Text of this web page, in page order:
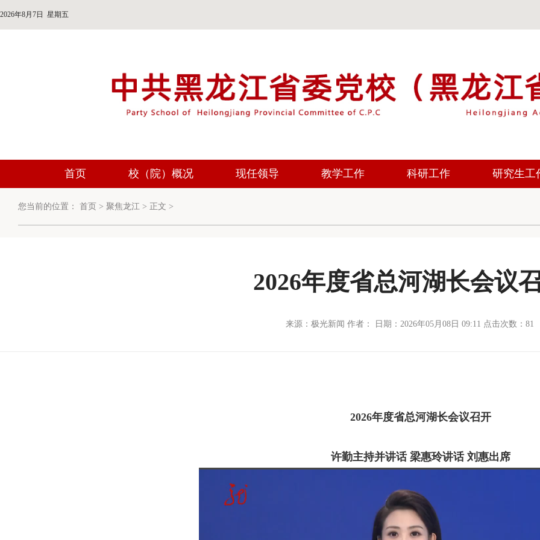
2026年8月7日 星期五
首页 校（院）概况 现任领导 教学工作 科研工作 研究生工
您当前的位置： 首页 > 聚焦龙江 > 正文 >
2026年度省总河湖长会议
来源：极光新闻 作者： 日期：2026年05月08日 09:11 点击次数： 81
2026年度省总河湖长会议召开
许勤主持并讲话 梁惠玲讲话 刘惠出席